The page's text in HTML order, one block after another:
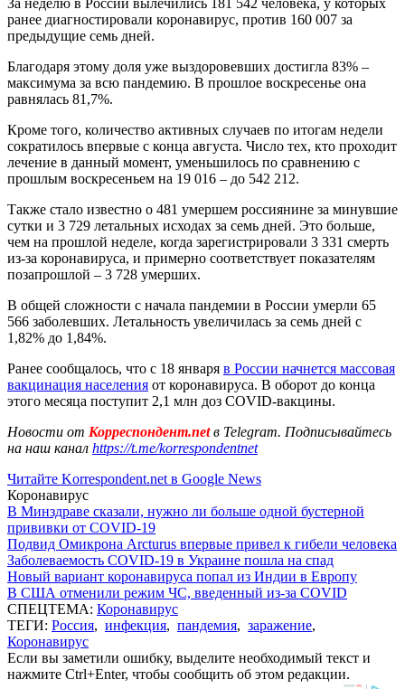
ранее диагностировали коронавирус, против 160 007 за
предыдущие семь дней.
Благодаря этому доля уже выздоровевших достигла 83% –
максимума за всю пандемию. В прошлое воскресенье она
равнялась 81,7%.
Кроме того, количество активных случаев по итогам недели
сократилось впервые с конца августа. Число тех, кто проходит
лечение в данный момент, уменьшилось по сравнению с
прошлым воскресеньем на 19 016 – до 542 212.
Также стало известно о 481 умершем россиянине за минувшие
сутки и 3 729 летальных исходах за семь дней. Это больше,
чем на прошлой неделе, когда зарегистрировали 3 331 смерть
из-за коронавируса, и примерно соответствует показателям
позапрошлой – 3 728 умерших.
В общей сложности с начала пандемии в России умерли 65
566 заболевших. Летальность увеличилась за семь дней с
1,82% до 1,84%.
Ранее сообщалось, что с 18 января в России начнется массовая
вакцинация населения от коронавируса. В оборот до конца
этого месяца поступит 2,1 млн доз COVID-вакцины.
Новости от Корреспондент.netв Telegram. Подписывайтесь
на наш канал https://t.me/korrespondentnet
Читайте Korrespondent.net в Google News
Коронавирус
В Минздраве сказали, нужно ли больше одной бустерной
прививки от COVID-19
Подвид Омикрона Arcturus впервые привел к гибели человека
Заболеваемость COVID-19 в Украине пошла на спад
Новый вариант коронавируса попал из Индии в Европу
В США отменили режим ЧС, введенный из-за COVID
СПЕЦТЕМА: Коронавирус
ТЕГИ: Россия, инфекция, пандемия, заражение,
Коронавирус
Если вы заметили ошибку, выделите необходимый текст и
нажмите Ctrl+Enter, чтобы сообщить об этом редакции.